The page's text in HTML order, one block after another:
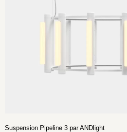
Suspension Pipeline 3 par ANDlight